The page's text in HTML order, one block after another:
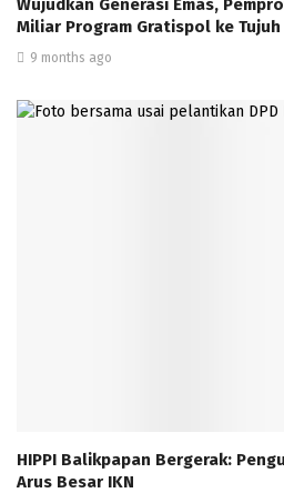
Wujudkan Generasi Emas,
Miliar Program Gratispol ke
9 months ago
HIPPI Balikpapan Bergerak:
Arus Besar IKN